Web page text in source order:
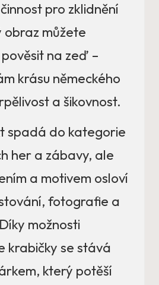
pro zklidnění
obraz můžete
na zeď –
krásu německého
a šikovnost.
spadá do kategorie
her a zábavy, ale
a motivem osloví
fotografie a
možnosti
krabičky se stává
který potěší